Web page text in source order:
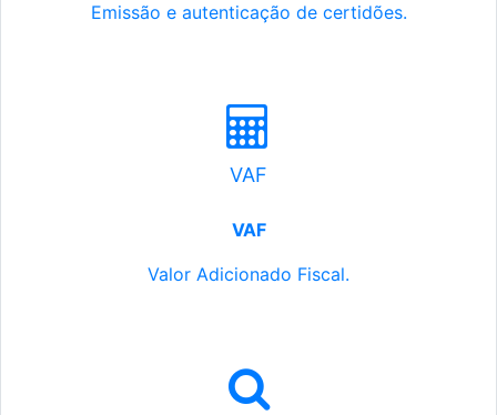
Emissão e autenticação de certidões.
VAF
VAF
Valor Adicionado Fiscal.